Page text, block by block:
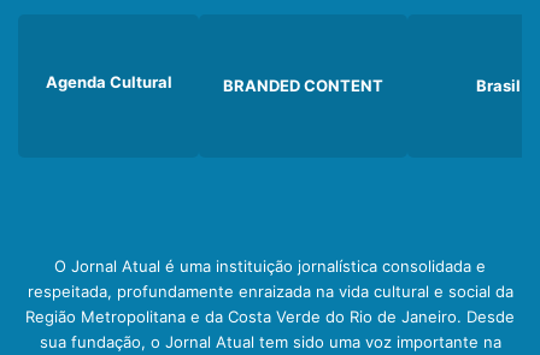
Agenda Cultural BRANDED CONTENT Brasil
O Jornal Atual é uma instituição jornalística consolidada e
respeitada, profundamente enraizada na vida cultural e social da
Região Metropolitana e da Costa Verde do Rio de Janeiro. Desde
sua fundação, o Jornal Atual tem sido uma voz importante na